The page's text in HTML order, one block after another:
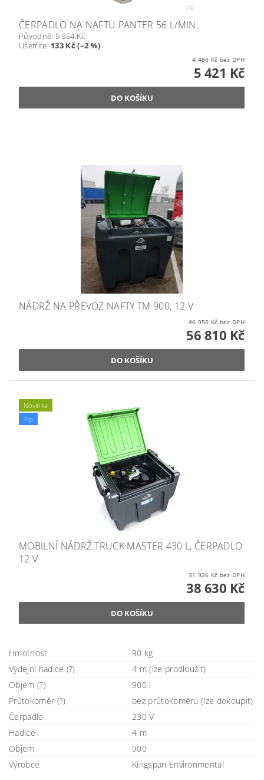
ČERPADLO NA NAFTU PANTER 56 L/MIN.
Původně: 5 554 Kč
Ušetříte: 133 Kč (–2 %)
4 480 Kč bez DPH
5 421 Kč
NÁDRŽ NA PŘEVOZ NAFTY TM 900, 12 V
46 950 Kč bez DPH
56 810 Kč
Novinka
Tip
MOBILNÍ NÁDRŽ TRUCK MASTER 430 L, ČERPADLO
12 V
31 926 Kč bez DPH
38 630 Kč
Hmotnost
90 kg
Výdejní hadice (?)
4 m (lze prodloužit)
Objem (?)
900 l
Průtokoměr (?)
bez průtokoměru (lze dokoupit)
Čerpadlo
230 V
Hadice
4 m
Objem
900
Výrobce
Kingspan Environmental